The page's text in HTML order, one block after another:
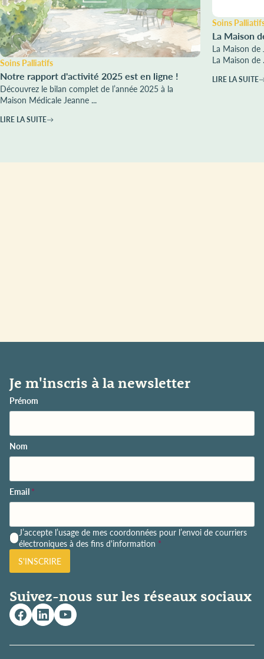
Soins Palliatifs
Notre rapport d'activité 2025 est en ligne !
Découvrez le bilan complet de l’année 2025 à la
Maison Médicale Jeanne ...
LIRE LA SUITE
Soins
La Maison
La Maison de
La Maison de
LIRE LA SUITE
Je m'inscris à la newsletter
Prénom
Nom
Email *
P
o
l
t
q
u
e
e
J’accepte l’usage de mes coordonnées pour l’envoi de courriers
électroniques à des fins d'information *
S'INSCRIRE
Suivez-nous sur les réseaux sociaux